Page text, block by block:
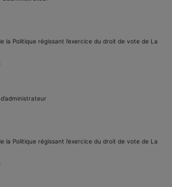
la Politique régissant l’exercice du droit de vote de La
la Politique régissant l’exercice du droit de vote de La